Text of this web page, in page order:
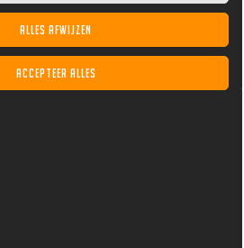
ALLES AFWIJZEN
ACCEPTEER ALLES
menu met frites, fritessaus en
Een drankje naar keuze